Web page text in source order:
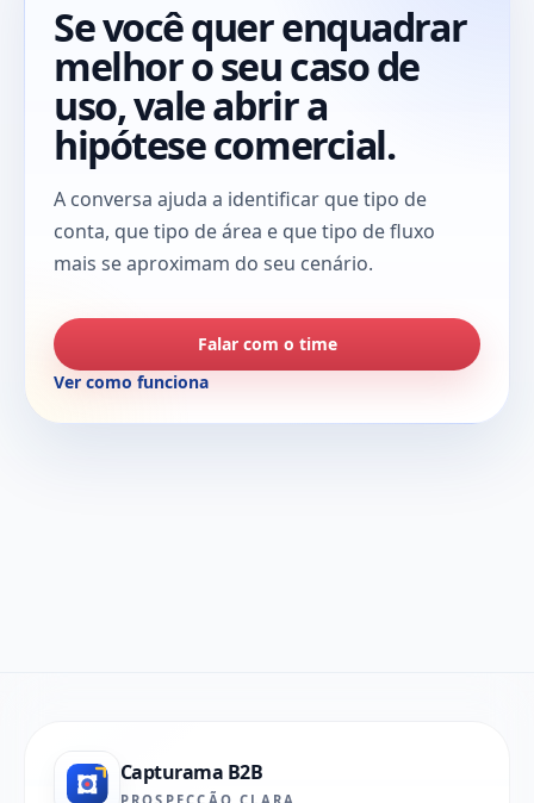
Se você quer enquadrar
melhor o seu caso de
uso, vale abrir a
hipótese comercial.
A conversa ajuda a identificar que tipo de
conta, que tipo de área e que tipo de fluxo
mais se aproximam do seu cenário.
Falar com o time
Ver como funciona
Capturama B2B